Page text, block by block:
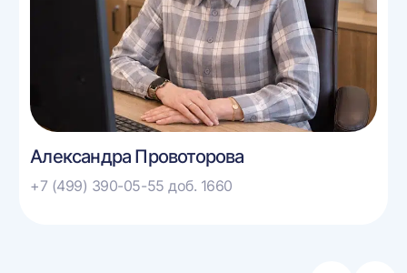
Александра Провоторова
+7 (499) 390-05-55 доб. 1660